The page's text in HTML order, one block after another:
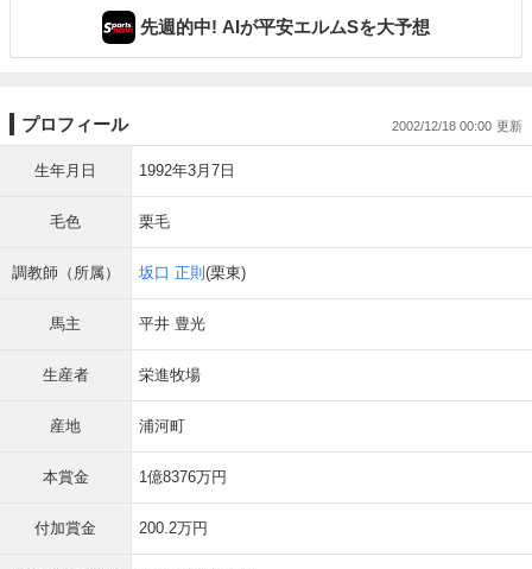
先週的中! AIが平安エルムSを大予想
プロフィール 2002/12/18 00:00
生年月日 1992年3月7日
毛色 栗毛
調教師（所属） 坂口 正則 (栗東)
馬主 平井 豊光
生産者 栄進牧場
産地 浦河町
本賞金 1億8376万円
付加賞金 200.2万円